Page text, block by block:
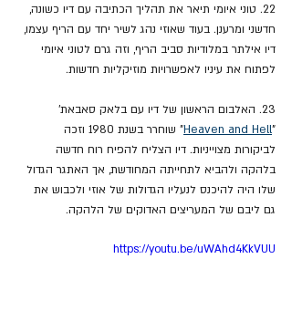
22. טוני איומי תיאר את תהליך הכתיבה עם דיו כשונה,
חדשני ומרענן. בעוד שאוזי נהג לשיר יחד עם הריף עצמו,
דיו אילתר במלודיות סביב הריף, וזה גרם לטוני איומי
לפתוח את עיניו לאפשרויות מוזיקליות חדשות.
23. האלבום הראשון של דיו עם בלאק סאבאת'
"
Heaven and Hell
" שוחרר בשנת 1980 וזכה
לביקורות מצוייניות. דיו הצליח להפיח רוח חדשה
בלהקה ולהביא לתחייתה המחודשת, אך האתגר הגדול
שלו היה להיכנס לנעליו הגדולות של אוזי ולכבוש את
גם ליבם של המעריצים האדוקים של הלהקה.
https://youtu.be/uWAhd4KkVUU